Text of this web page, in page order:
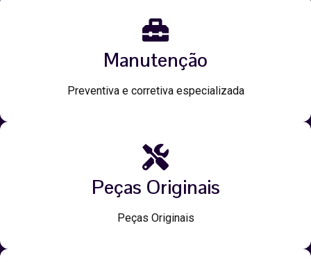
Manutenção
Preventiva e corretiva especializada
Peças Originais
Peças Originais